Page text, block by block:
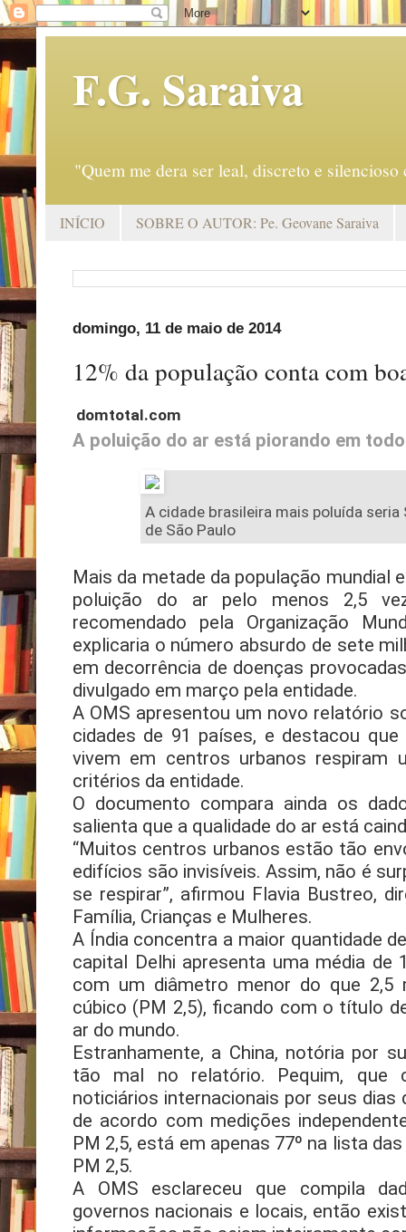
F.G. Saraiva
"Quem me dera ser leal, discreto e
INÍCIO SOBRE O AUTOR: Pe. Geovane Saraiva
domingo, 11 de maio de 2014
12% da população conta com
domtotal.com
A poluição do ar está piorando em
A cidade brasileira mais poluída
de São Paulo
Mais da metade da população mundial
poluição do ar pelo menos 2,5
recomendado pela Organização
explicaria o número absurdo de sete
em decorrência de doenças
divulgado em março pela entidade.
A OMS apresentou um novo relatório
cidades de 91 países, e destacou
vivem em centros urbanos respiram
critérios da entidade.
O documento compara ainda os
salienta que a qualidade do ar está
“Muitos centros urbanos estão tão
edifícios são invisíveis. Assim, não é
se respirar”, afirmou Flavia Bustreo,
Família, Crianças e Mulheres.
A Índia concentra a maior quantidade
capital Delhi apresenta uma média de
com um diâmetro menor do que
cúbico (PM 2,5), ficando com o título
ar do mundo.
Estranhamente, a China, notória por
tão mal no relatório. Pequim, que
noticiários internacionais por seus dias
de acordo com medições
PM 2,5, está em apenas 77º na lista
PM 2,5.
A OMS esclareceu que compila
governos nacionais e locais, então